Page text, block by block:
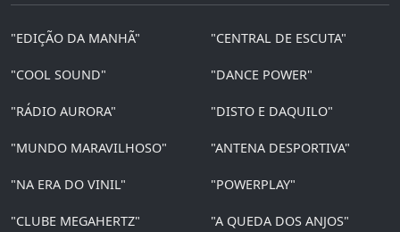
"EDIÇÃO DA MANHÃ" "CENTRAL DE ESCUTA"
"COOL SOUND" "DANCE POWER"
"RÁDIO AURORA" "DISTO E DAQUILO"
"MUNDO MARAVILHOSO" "ANTENA DESPORTIVA"
"NA ERA DO VINIL" "POWERPLAY"
"CLUBE MEGAHERTZ" "A QUEDA DOS ANJOS"